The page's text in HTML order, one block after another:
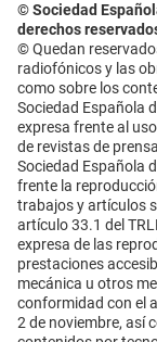
© Sociedad
derechos
© Quedan
radiofónicos y las
como sobre los
Sociedad Española
expresa frente al
de revistas de
Sociedad Española
frente la
trabajos y artículos
artículo 33.1 del
expresa de las
prestaciones
mecánica u otros
conformidad con el
2 de noviembre, así